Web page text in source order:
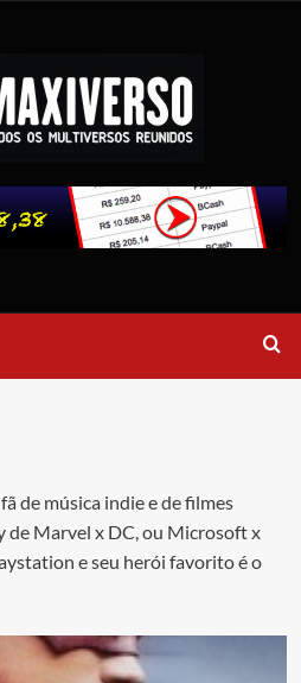
de música indie e de filmes
de Marvel x DC, ou Microsoft x
e seu herói favorito é o